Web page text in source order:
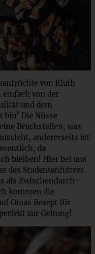
von Kluth
einfach von der
und dem
bin! Die Nüsse
Bruchstellen, was
andererseits ist
da
bleiben! Hier bei uns
des Studentenfutters
als Zwischendurch-
kommen die
Omas Rezept für
zur Geltung!